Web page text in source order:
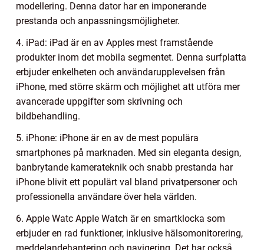
modellering. Denna dator har en imponerande
prestanda och anpassningsmöjligheter.
4. iPad: iPad är en av Apples mest framstående
produkter inom det mobila segmentet. Denna surfplatta
erbjuder enkelheten och användarupplevelsen från
iPhone, med större skärm och möjlighet att utföra mer
avancerade uppgifter som skrivning och
bildbehandling.
5. iPhone: iPhone är en av de mest populära
smartphones på marknaden. Med sin eleganta design,
banbrytande kamerateknik och snabb prestanda har
iPhone blivit ett populärt val bland privatpersoner och
professionella användare över hela världen.
6. Apple Watc Apple Watch är en smartklocka som
erbjuder en rad funktioner, inklusive hälsomonitorering,